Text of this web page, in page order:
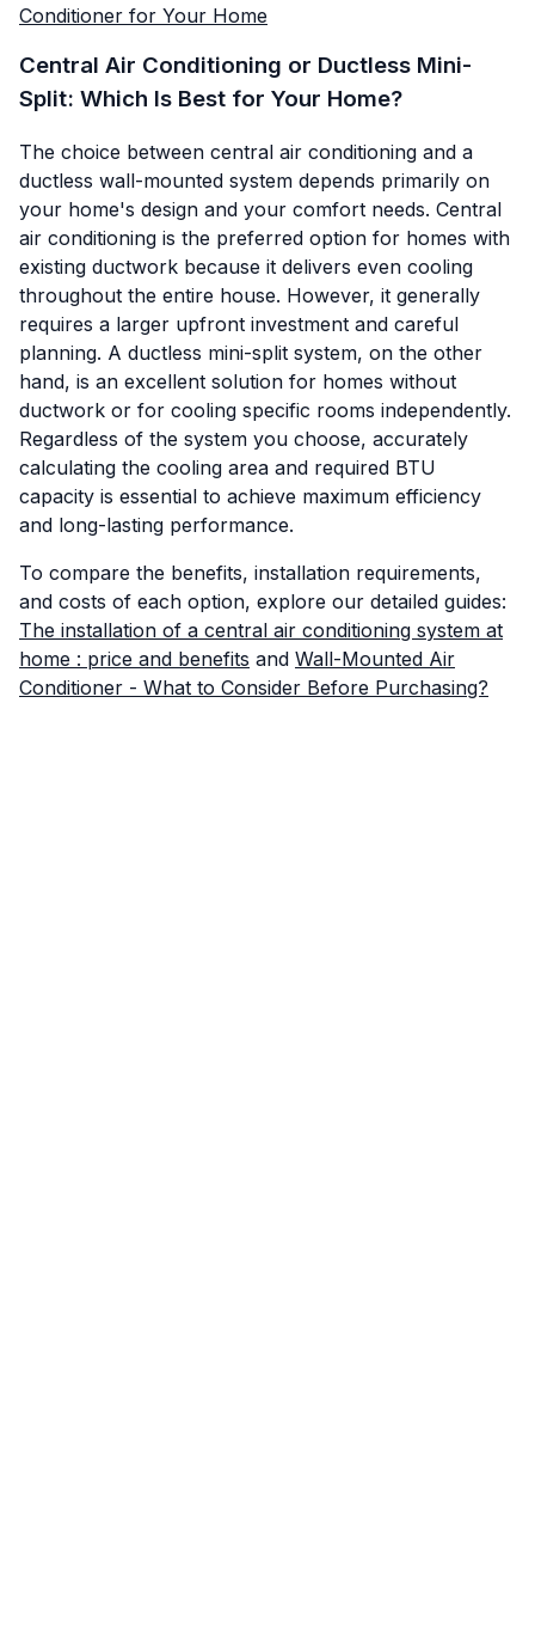
Conditioner for Your Home
Central Air Conditioning or Ductless Mini-
Split: Which Is Best for Your Home?
The choice between central air conditioning and a
ductless wall-mounted system depends primarily on
your home's design and your comfort needs. Central
air conditioning is the preferred option for homes with
existing ductwork because it delivers even cooling
throughout the entire house. However, it generally
requires a larger upfront investment and careful
planning. A ductless mini-split system, on the other
hand, is an excellent solution for homes without
ductwork or for cooling specific rooms independently.
Regardless of the system you choose, accurately
calculating the cooling area and required BTU
capacity is essential to achieve maximum efficiency
and long-lasting performance.
To compare the benefits, installation requirements,
and costs of each option, explore our detailed guides:
The installation of a central air conditioning system at
home : price and benefits and Wall-Mounted Air
Conditioner - What to Consider Before Purchasing?